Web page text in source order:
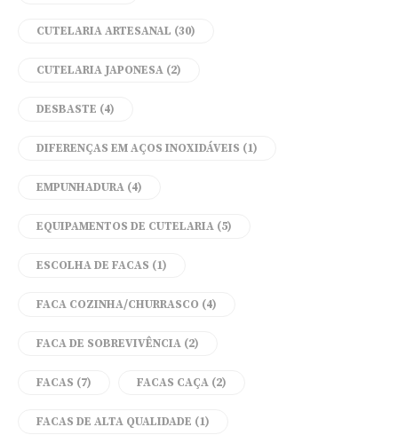
CUTELARIA ARTESANAL (30)
CUTELARIA JAPONESA (2)
DESBASTE (4)
DIFERENÇAS EM AÇOS INOXIDÁVEIS (1)
EMPUNHADURA (4)
EQUIPAMENTOS DE CUTELARIA (5)
ESCOLHA DE FACAS (1)
FACA COZINHA/CHURRASCO (4)
FACA DE SOBREVIVÊNCIA (2)
FACAS (7) FACAS CAÇA (2)
FACAS DE ALTA QUALIDADE (1)